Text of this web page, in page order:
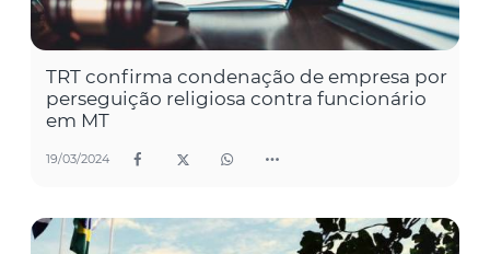
TRT confirma condenação de empresa por
perseguição religiosa contra funcionário
em MT
19/03/2024